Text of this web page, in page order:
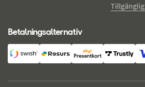
Betalningsalternativ